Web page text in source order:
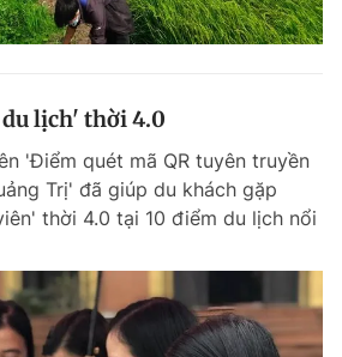
lịch' thời 4.0
'Điểm quét mã QR tuyên truyền
Trị' đã giúp du khách gặp
thời 4.0 tại 10 điểm du lịch nổi